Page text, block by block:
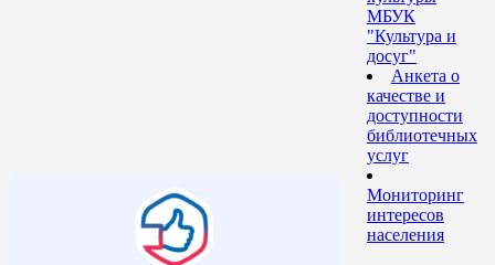
МБУК
"Культура и
досуг"
Анкета о
качестве и
доступности
библиотечных
услуг
Мониторинг
интересов
населения